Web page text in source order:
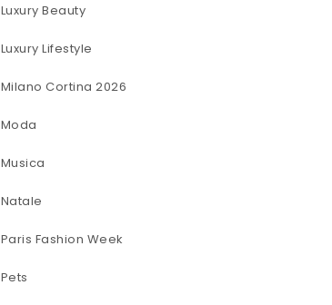
Luxury Beauty
Luxury Lifestyle
Milano Cortina 2026
Moda
Musica
Natale
Paris Fashion Week
Pets